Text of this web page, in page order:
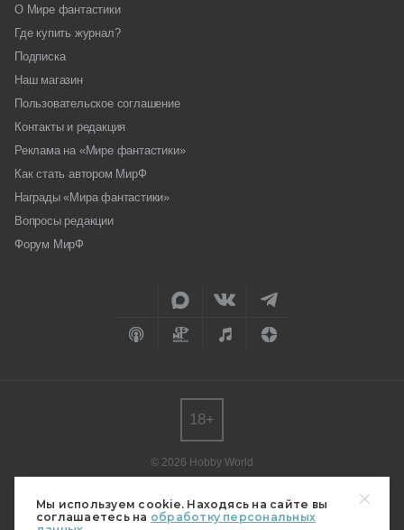
Мы используем cookie. Находясь на сайте вы
соглашаетесь на обработку персональных
О Мире фантастики
Где купить журнал?
Подписка
Наш магазин
Пользовательское соглашение
Контакты и редакция
Реклама на «Мире фантастики»
Как стать автором МирФ
Награды «Мира фантастики»
Вопросы редакции
Форум МирФ
© 2026 Hobby World
редакции.
Мнение авторов может не совпадать с мнением редакции.
18+